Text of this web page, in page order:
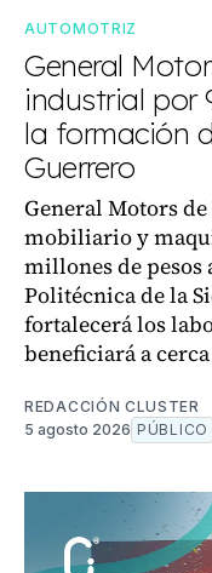
AUTOMOTRIZ
General
industrial por
la formación
Guerrero
General Motors
mobiliario y
millones de pesos
Politécnica de la
fortalecerá los
beneficiará a
REDACCIÓN CLUSTER
5 agosto 2026 PÚBLICO